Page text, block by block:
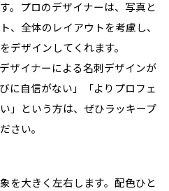
。プロのデザイナーは、写真と
、全体のレイアウトを考慮し、
デザインしてくれます。
ザイナーによる名刺デザインが
に自信がない」「よりプロフェ
」という方は、ぜひラッキープ
さい。
を大きく左右します。配色ひと